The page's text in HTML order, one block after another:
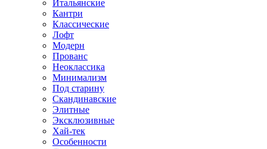
Итальянские
Кантри
Классические
Лофт
Модерн
Прованс
Неоклассика
Минимализм
Под старину
Скандинавские
Элитные
Эксклюзивные
Хай-тек
Особенности